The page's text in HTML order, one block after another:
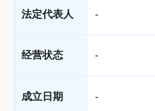
法定代表人 -
经营状态 -
成立日期 -